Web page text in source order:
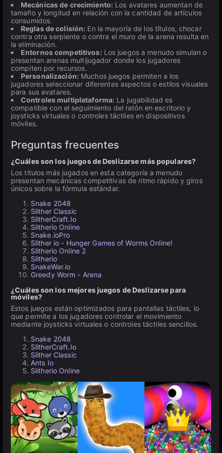
Mecánicas de crecimiento: Los avatares aumentan de
tamaño y longitud en relación con la cantidad de artículos
consumidos.
Reglas de colisión: En la mayoría de los títulos, chocar
contra otra serpiente o contra el muro de la arena resulta en
la eliminación.
Entornos competitivos: Los juegos a menudo simulan o
presentan arenas multijugador donde los jugadores
compiten por recursos.
Personalización: Muchos juegos permiten a los
jugadores seleccionar diferentes aspectos o estilos visuales
para sus avatares.
Controles multiplataforma: La jugabilidad es
compatible con el seguimiento del ratón en escritorio y
joysticks virtuales o controles táctiles en dispositivos
móviles.
Preguntas frecuentes
¿Cuáles son los juegos de Deslizarse más populares?
Los títulos más jugados en esta categoría a menudo
presentan mecánicas competitivas de ritmo rápido y giros
únicos sobre la fórmula estándar.
Snake 2048
Slither Classic
SlitherCraft.Io
Slitherio Online
Snake.ioPro
Slither io - Hunger Games of Worms Online!
Slitherio Online 2
Slitherio
SnakeWar.io
Greedy Worm - Arena
¿Cuáles son los mejores juegos de Deslizarse para
móviles?
Estos juegos están optimizados para pantallas táctiles, lo
que permite a los jugadores controlar el movimiento
mediante joysticks virtuales o controles táctiles sencillos.
Snake 2048
SlitherCraft.Io
Slither Classic
Ants Io
Slitherio Online